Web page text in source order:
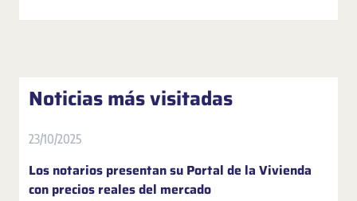
Noticias más visitadas
23/10/2025
Los notarios presentan su Portal de la Vivienda
con precios reales del mercado